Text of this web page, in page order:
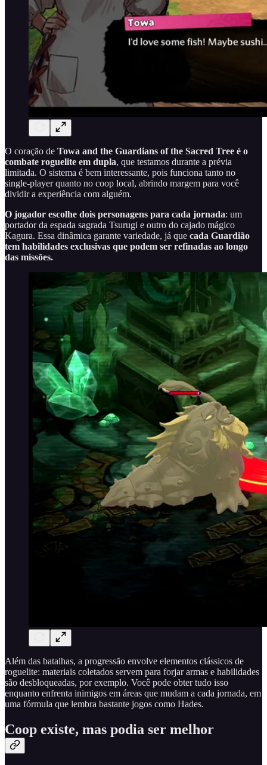
O coração de Towa and the Guardians of the Sacred Tree é o
combate roguelite em dupla, que testamos durante a prévia
limitada. O sistema é bem interessante, pois funciona tanto no
single-player quanto no coop local, abrindo margem para você
dividir a experiência com alguém.
O jogador escolhe dois personagens para cada jornada: um
portador da espada sagrada Tsurugi e outro do cajado mágico
Kagura. Essa dinâmica garante variedade, já que cada Guardião
tem habilidades exclusivas que podem ser refinadas ao longo
das missões.
Além das batalhas, a progressão envolve elementos clássicos de
roguelite: materiais coletados servem para forjar armas e habilidades
são desbloqueadas, por exemplo. Você pode obter tudo isso
enquanto enfrenta inimigos em áreas que mudam a cada jornada, em
uma fórmula que lembra bastante jogos como Hades.
Coop existe, mas podia ser melhor